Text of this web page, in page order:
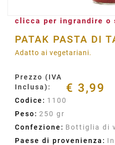
clicca per ingrandire o
PATAK PASTA DI
Adatto ai vegetariani.
Prezzo (IVA
Inclusa):
€ 3,99
Codice: 1100
Peso: 250 gr
Confezione: Bottiglia di
Paese di provenienza: